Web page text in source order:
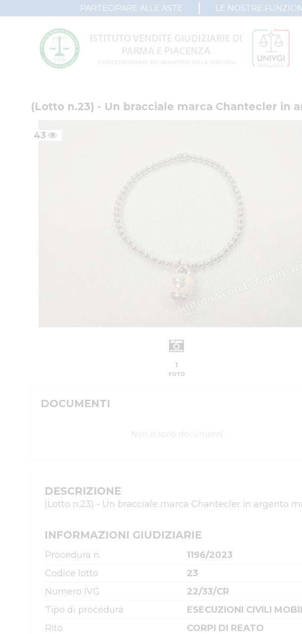
PARTECIPARE ALLE ASTE LE NOSTRE
(Lotto n.23) - Un bracciale marca Chantecler in
43
1
FOTO
DOCUMENTI
Non ci sono documenti
DESCRIZIONE
(Lotto n.23) - Un bracciale marca Chantecler in argento
INFORMAZIONI GIUDIZIARIE
Procedura n.
1196/2023
Codice lotto
23
Numero IVG
22/33/CR
Tipo di procedura
ESECUZIONI CIVILI
Rito
CORPI DI REATO